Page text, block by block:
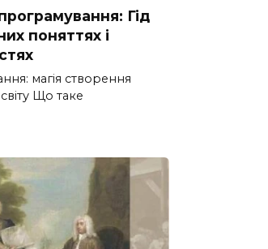
Гід
поняттях і
магія створення
Що таке